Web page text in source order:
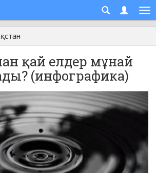
қай елдер мұнай
(инфографика)